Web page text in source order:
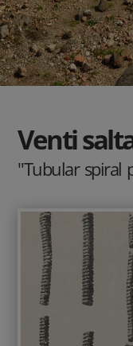
Venti
"Tubular spiral